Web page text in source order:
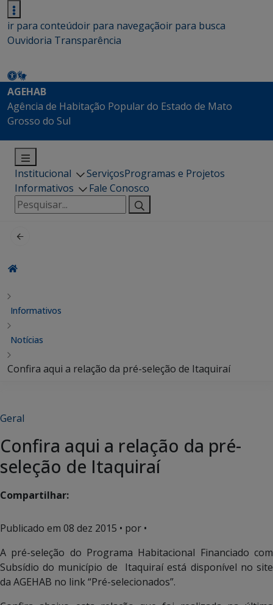
ir para conteúdoir para navegaçãoir para busca
Ouvidoria Transparência
AGEHAB
Agência de Habitação Popular do Estado de Mato
Grosso do Sul
Institucional ServiçosProgramas e Projetos
Informativos
Fale Conosco
Pesquisar
por:
Informativos
Notícias
Confira aqui a relação da pré-seleção de Itaquiraí
Geral
Confira aqui a relação da pré-
seleção de Itaquiraí
Compartilhar:
Publicado em 08 dez 2015 • por •
A pré-seleção do Programa Habitacional Financiado com
Subsídio do município de Itaquiraí está disponível no site
da AGEHAB no link “Pré-selecionados”.